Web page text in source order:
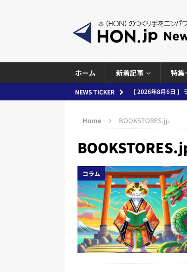
ホーム 新着記事 特集
NEWS TICKER [ 2026年8月6日 ]
[ 2026年8月5日 ]
め 2026.08.04
務化」など、週刊
とめ＆コラム
[ 2026年8月2日 ]
日刊出版ニュー
[ 2026年8月1日 ]
Home BOOKSTORES.jp
コラム